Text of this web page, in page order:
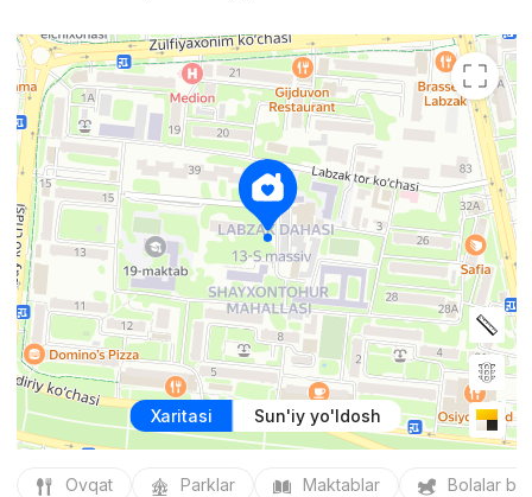
Xaritasi Sun'iy yo'ldosh
Ovqat Parklar Maktablar Bolalar